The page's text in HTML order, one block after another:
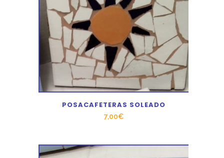
POSACAFETERAS SOLEADO
7,00€